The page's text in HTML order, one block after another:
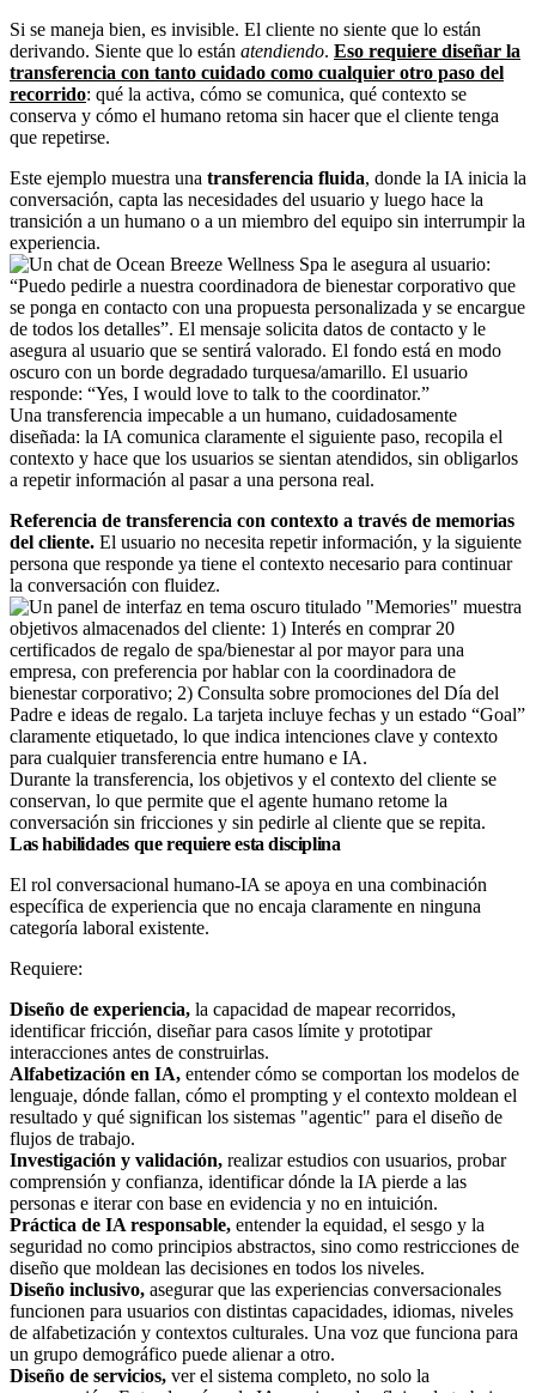
Si se maneja bien, es invisible. El cliente no siente que lo están
derivando. Siente que lo están atendiendo. Eso requiere diseñar la
transferencia con tanto cuidado como cualquier otro paso del
recorrido: qué la activa, cómo se comunica, qué contexto se
conserva y cómo el humano retoma sin hacer que el cliente tenga
que repetirse.
Este ejemplo muestra una transferencia fluida, donde la IA inicia la
conversación, capta las necesidades del usuario y luego hace la
transición a un humano o a un miembro del equipo sin interrumpir la
experiencia.
Una transferencia impecable a un humano, cuidadosamente
diseñada: la IA comunica claramente el siguiente paso, recopila el
contexto y hace que los usuarios se sientan atendidos, sin obligarlos
a repetir información al pasar a una persona real.
Referencia de transferencia con contexto a través de memorias
del cliente. El usuario no necesita repetir información, y la siguiente
persona que responde ya tiene el contexto necesario para continuar
la conversación con fluidez.
Durante la transferencia, los objetivos y el contexto del cliente se
conservan, lo que permite que el agente humano retome la
conversación sin fricciones y sin pedirle al cliente que se repita.
Las habilidades que requiere esta disciplina
El rol conversacional humano-IA se apoya en una combinación
específica de experiencia que no encaja claramente en ninguna
categoría laboral existente.
Requiere:
Diseño de experiencia, la capacidad de mapear recorridos,
identificar fricción, diseñar para casos límite y prototipar
interacciones antes de construirlas.
Alfabetización en IA, entender cómo se comportan los modelos de
lenguaje, dónde fallan, cómo el prompting y el contexto moldean el
resultado y qué significan los sistemas "agentic" para el diseño de
flujos de trabajo.
Investigación y validación, realizar estudios con usuarios, probar
comprensión y confianza, identificar dónde la IA pierde a las
personas e iterar con base en evidencia y no en intuición.
Práctica de IA responsable, entender la equidad, el sesgo y la
seguridad no como principios abstractos, sino como restricciones de
diseño que moldean las decisiones en todos los niveles.
Diseño inclusivo, asegurar que las experiencias conversacionales
funcionen para usuarios con distintas capacidades, idiomas, niveles
de alfabetización y contextos culturales. Una voz que funciona para
un grupo demográfico puede alienar a otro.
Diseño de servicios, ver el sistema completo, no solo la